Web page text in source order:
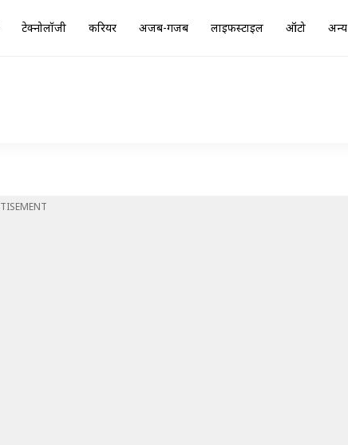
टेक्नोलॉजी करियर अजब-गजब लाइफस्टाइल ऑटो अन्य